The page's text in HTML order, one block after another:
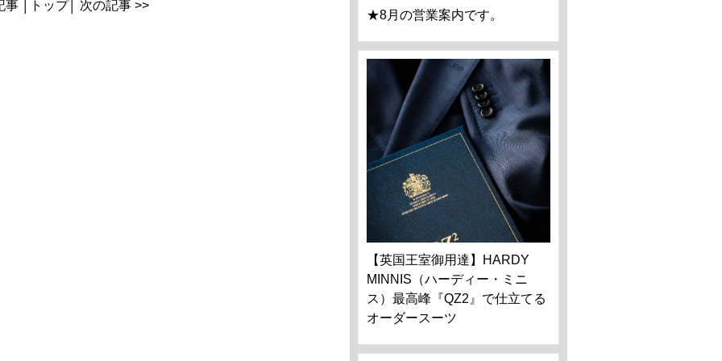
事│ トップ│ 次の記事 >>
★8月の営業案内です。
【英国王室御用達】HARDY
MINNIS（ハーディー・ミニ
ス）最高峰『QZ2』で仕立てる
オーダースーツ